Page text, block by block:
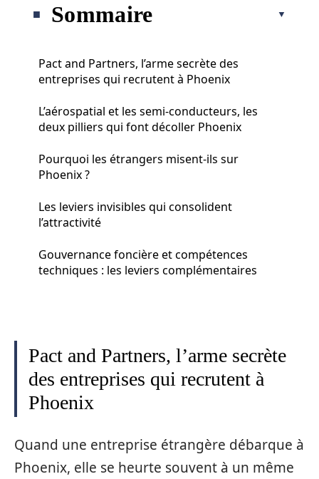
Sommaire
Pact and Partners, l’arme secrète des
entreprises qui recrutent à Phoenix
L’aérospatial et les semi-conducteurs, les
deux pilliers qui font décoller Phoenix
Pourquoi les étrangers misent-ils sur
Phoenix ?
Les leviers invisibles qui consolident
l’attractivité
Gouvernance foncière et compétences
techniques : les leviers complémentaires
Pact and Partners, l’arme secrète
des entreprises qui recrutent à
Phoenix
Quand une entreprise étrangère débarque à
Phoenix, elle se heurte souvent à un même